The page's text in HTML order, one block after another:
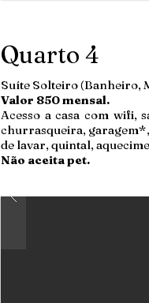
Quarto 4
Suíte Solteiro (Banheiro,
Valor 850 mensal.
Acesso a casa com wifi,
churrasqueira,
de lavar, quintal,
Não aceita pet.